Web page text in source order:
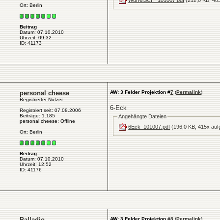
Ort: Berlin
Beitrag
Datum: 07.10.2010
Uhrzeit: 09:32
ID: 41173
personal cheese
Registrierter Nutzer
Registriert seit: 07.08.2006
Beiträge: 1.185
personal cheese: Offline
Ort: Berlin
Beitrag
Datum: 07.10.2010
Uhrzeit: 12:52
ID: 41176
AW: 3 Felder Projektion #7 (Permalink)
6-Eck
Angehängte Dateien
6Eck_101007.pdf(196,0 KB, 415x
AW: 3 Felder Projektion #8 (Permalink)